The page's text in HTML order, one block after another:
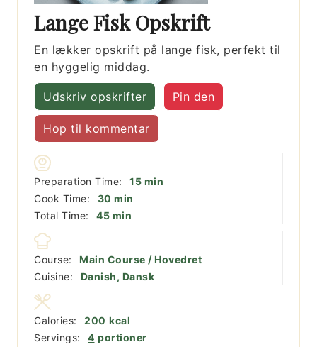
Lange Fisk Opskrift
En lækker opskrift på lange fisk, perfekt til
en hyggelig middag.
Udskriv opskrifter Pin den
Hop til kommentar
Preparation Time: 15minutter
min
Cook Time:
30 minutter
min
Total Time:
45minutter
min
Course:
Main Course / Hovedret
Cuisine:
Danish, Dansk
Servings: 4 portioner
Calories: 200 kcal